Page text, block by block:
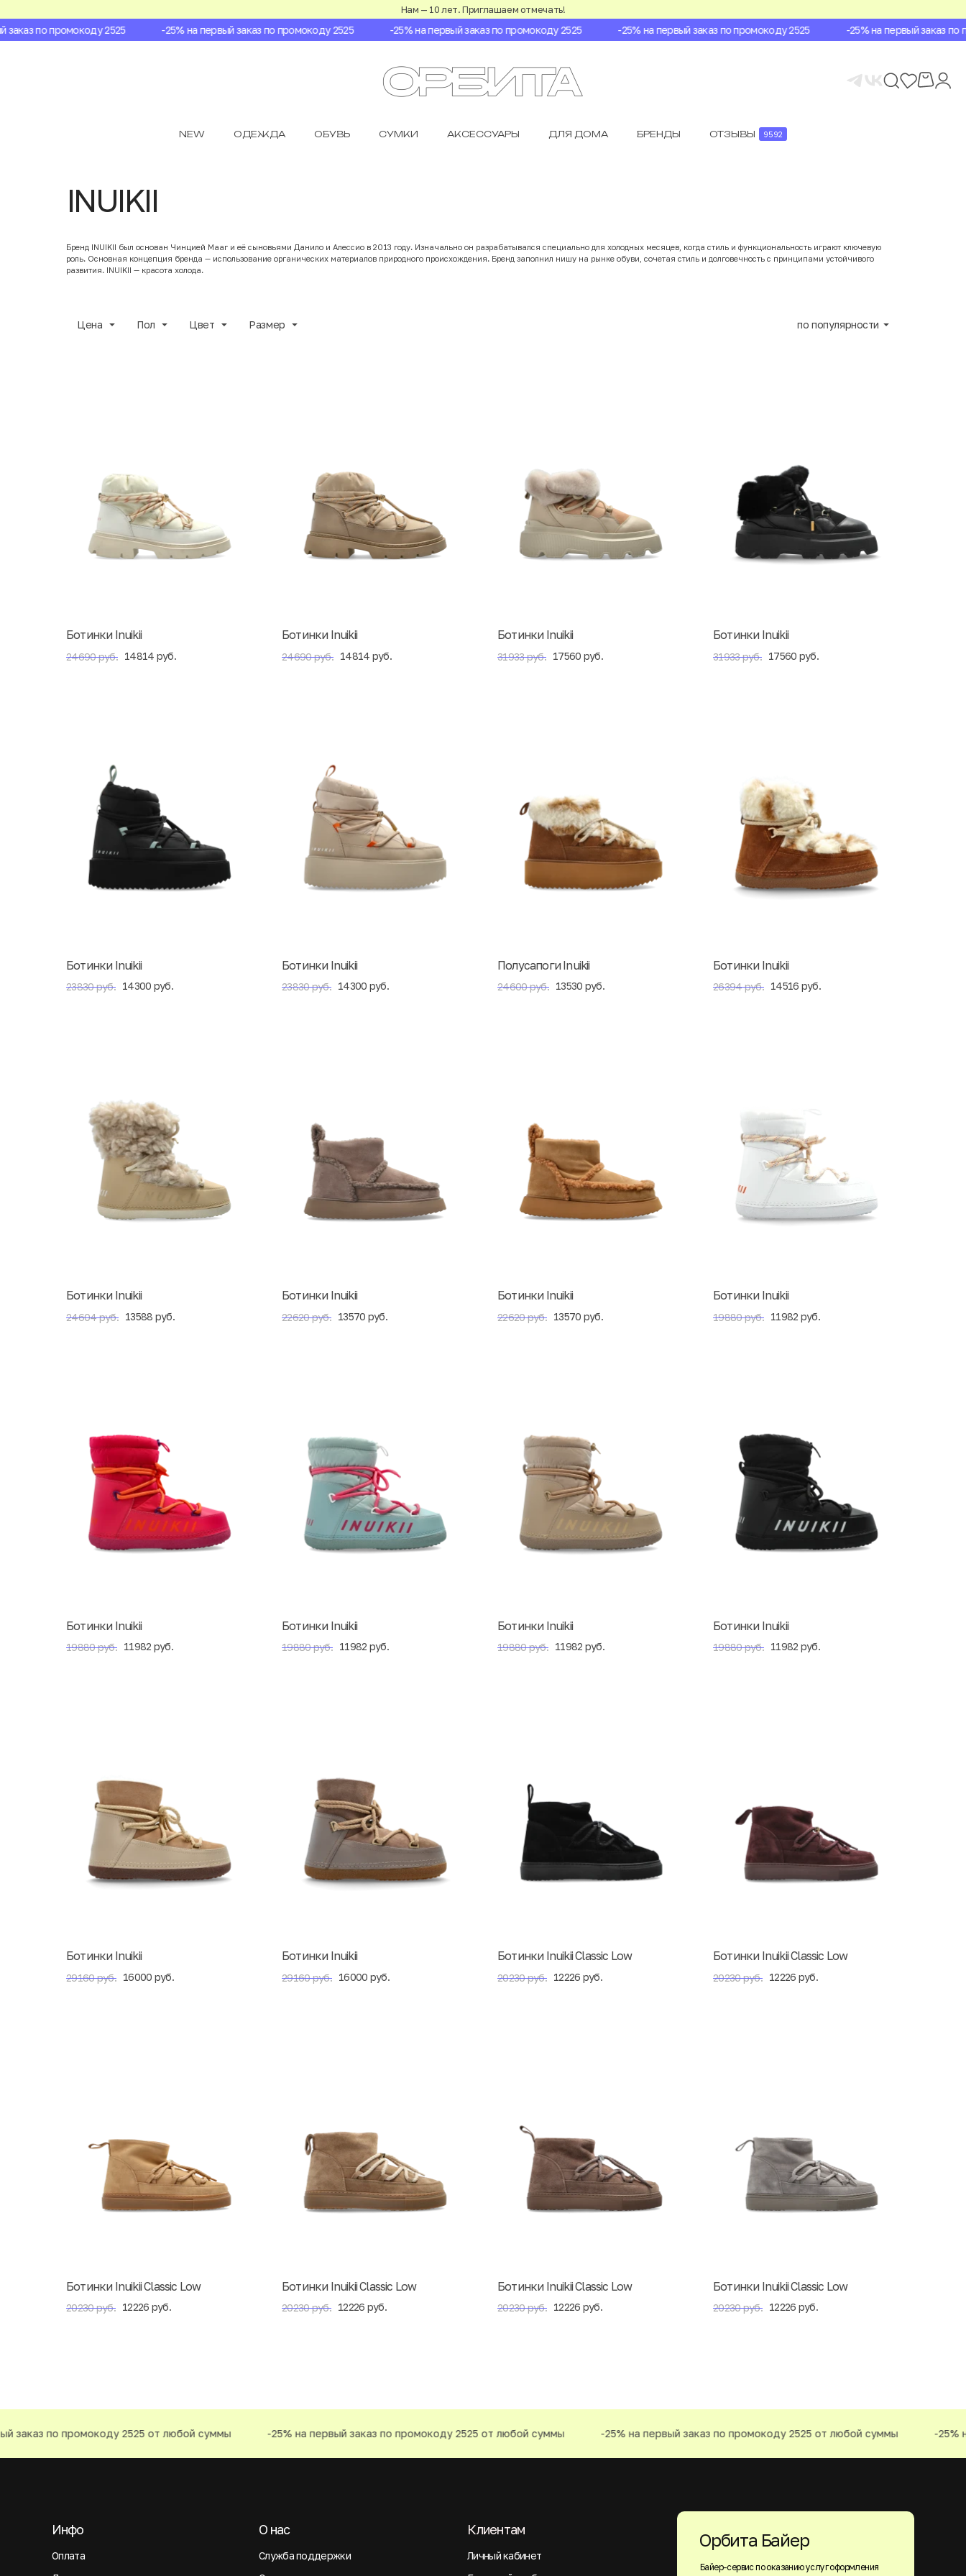
Нам — 10 лет. Приглашаем отмечать!
по промокоду 2525 -25% на первый заказ по промокоду 2525 -25% на первый заказ по промокоду 2525 -25% на первый заказ по промокоду 2525 -25% на первый заказ по
NEW ОДЕЖДА ОБУВЬ СУМКИ АКСЕССУАРЫ ДЛЯ ДОМА БРЕНДЫ ОТЗЫВЫ 9592
INUIKII
Бренд INUIKII был основан Чинцией Мааг и её сыновьями Данило и Алессио в 2013 году. Изначально он разрабатывался специально для холодных месяцев, когда стиль и функциональность играют ключевую
роль. Основная концепция бренда — использование органических материалов природного происхождения. Бренд заполнил нишу на рынке обуви, сочетая стиль и долговечность с принципами устойчивого
развития. INUIKII — красота холода.
Цена Пол Цвет Размер по популярности
Ботинки Inuikii
24690 руб. 14814 руб.
Ботинки Inuikii
24690 руб. 14814 руб.
Ботинки Inuikii
31933 руб. 17560 руб.
Ботинки Inuikii
31933 руб. 17560 руб.
Ботинки Inuikii
23830 руб. 14300 руб.
Ботинки Inuikii
23830 руб. 14300 руб.
Полусапоги Inuikii
24600 руб. 13530 руб.
Ботинки Inuikii
26394 руб. 14516 руб.
Ботинки Inuikii
24604 руб. 13588 руб.
Ботинки Inuikii
22620 руб. 13570 руб.
Ботинки Inuikii
22620 руб. 13570 руб.
Ботинки Inuikii
19880 руб. 11982 руб.
Ботинки Inuikii
19880 руб. 11982 руб.
Ботинки Inuikii
19880 руб. 11982 руб.
Ботинки Inuikii
19880 руб. 11982 руб.
Ботинки Inuikii
19880 руб. 11982 руб.
Ботинки Inuikii
29160 руб. 16000 руб.
Ботинки Inuikii
29160 руб. 16000 руб.
Ботинки Inuikii Classic Low
20230 руб. 12226 руб.
Ботинки Inuikii Classic Low
20230 руб. 12226 руб.
Ботинки Inuikii Classic Low
20230 руб. 12226 руб.
Ботинки Inuikii Classic Low
20230 руб. 12226 руб.
Ботинки Inuikii Classic Low
20230 руб. 12226 руб.
Ботинки Inuikii Classic Low
20230 руб. 12226 руб.
по промокоду 2525 от любой суммы -25% на первый заказ по промокоду 2525 от любой суммы -25% на первый заказ по промокоду 2525 от любой суммы -25%
Оплата
Инфо
Личный кабинет
Клиентам
Служба поддержки
О нас
Байер-сервис по оказанию услуг оформления
Орбита Байер